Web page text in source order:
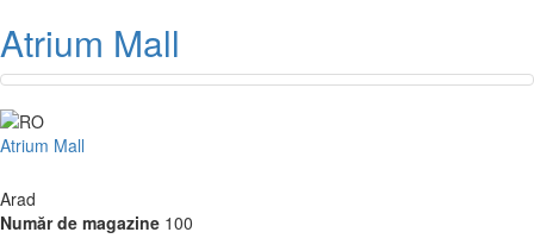
Atrium Mall
Atrium Mall
Arad
Număr de magazine 100